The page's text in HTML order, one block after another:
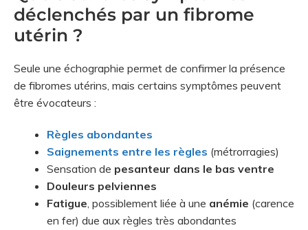
déclenchés par un fibrome
utérin ?
Seule une échographie permet de confirmer la présence
de fibromes utérins, mais certains symptômes peuvent
être évocateurs :
Règles abondantes
Saignements entre les règles (métrorragies)
Sensation de pesanteur dans le bas ventre
Douleurs pelviennes
Fatigue, possiblement liée à une anémie (carence
en fer) due aux règles très abondantes